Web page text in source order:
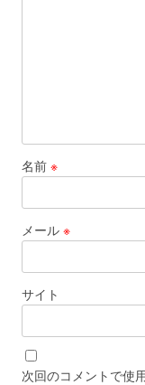
名前 ※
メール ※
サイト
次回のコメントで使